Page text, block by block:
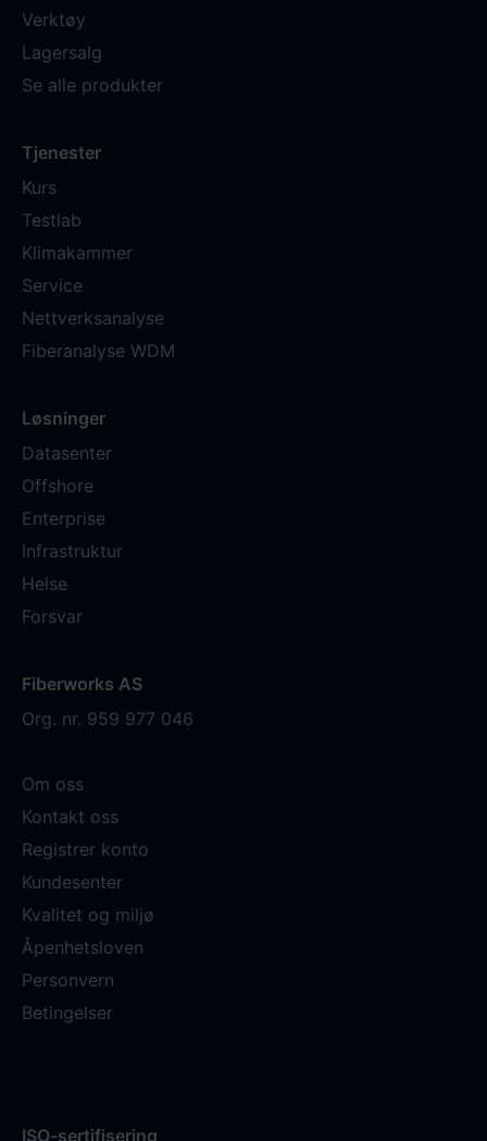
Verktøy
Lagersalg
Se alle produkter
Tjenester
Kurs
Testlab
Klimakammer
Service
Nettverksanalyse
Fiberanalyse WDM
Løsninger
Datasenter
Offshore
Enterprise
Infrastruktur
Helse
Forsvar
Fiberworks AS
Org. nr. 959 977 046
Om oss
Kontakt oss
Registrer konto
Kundesenter
Kvalitet og miljø
Åpenhetsloven
Personvern
Betingelser
ISO-sertifisering